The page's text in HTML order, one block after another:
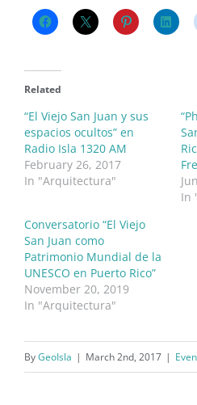
Related
“El Viejo San Juan y sus
espacios ocultos” en
Radio Isla 1320 AM
February 26, 2017
In "Arquitectura"
In
Conversatorio “El Viejo
San Juan como
Patrimonio Mundial de la
UNESCO en Puerto Rico”
November 20, 2019
In "Arquitectura"
ByGeoIsla | March 2nd, 2017 |